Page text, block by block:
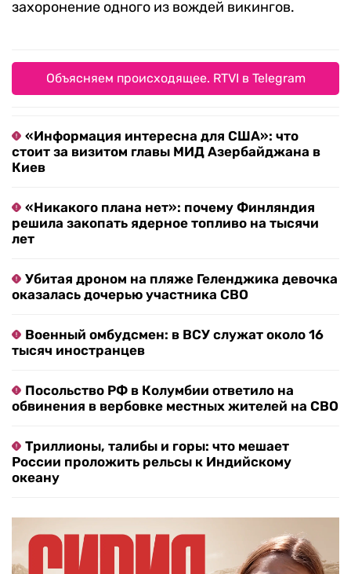
захоронение одного из вождей викингов.
Объясняем происходящее. RTVI в Telegram
«Информация интересна для США»: что
стоит за визитом главы МИД Азербайджана в
Киев
«Никакого плана нет»: почему Финляндия
решила закопать ядерное топливо на тысячи
лет
Убитая дроном на пляже Геленджика девочка
оказалась дочерью участника СВО
Военный омбудсмен: в ВСУ служат около 16
тысяч иностранцев
Посольство РФ в Колумбии ответило на
обвинения в вербовке местных жителей на СВО
Триллионы, талибы и горы: что мешает
России проложить рельсы к Индийскому
океану